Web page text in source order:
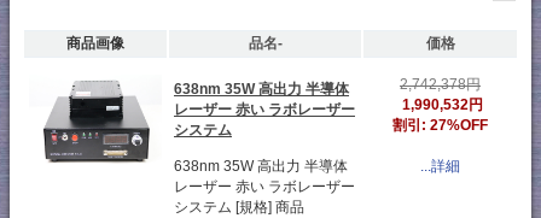
商品画像 品名- 価格
638nm 35W 高出力 半導体
レーザー 赤い ラボレーザー
システム
638nm 35W 高出力 半導体
レーザー 赤い ラボレーザー
システム [規格] 商品
2,742,378円
1,990,532円
割引: 27%OFF
...詳細